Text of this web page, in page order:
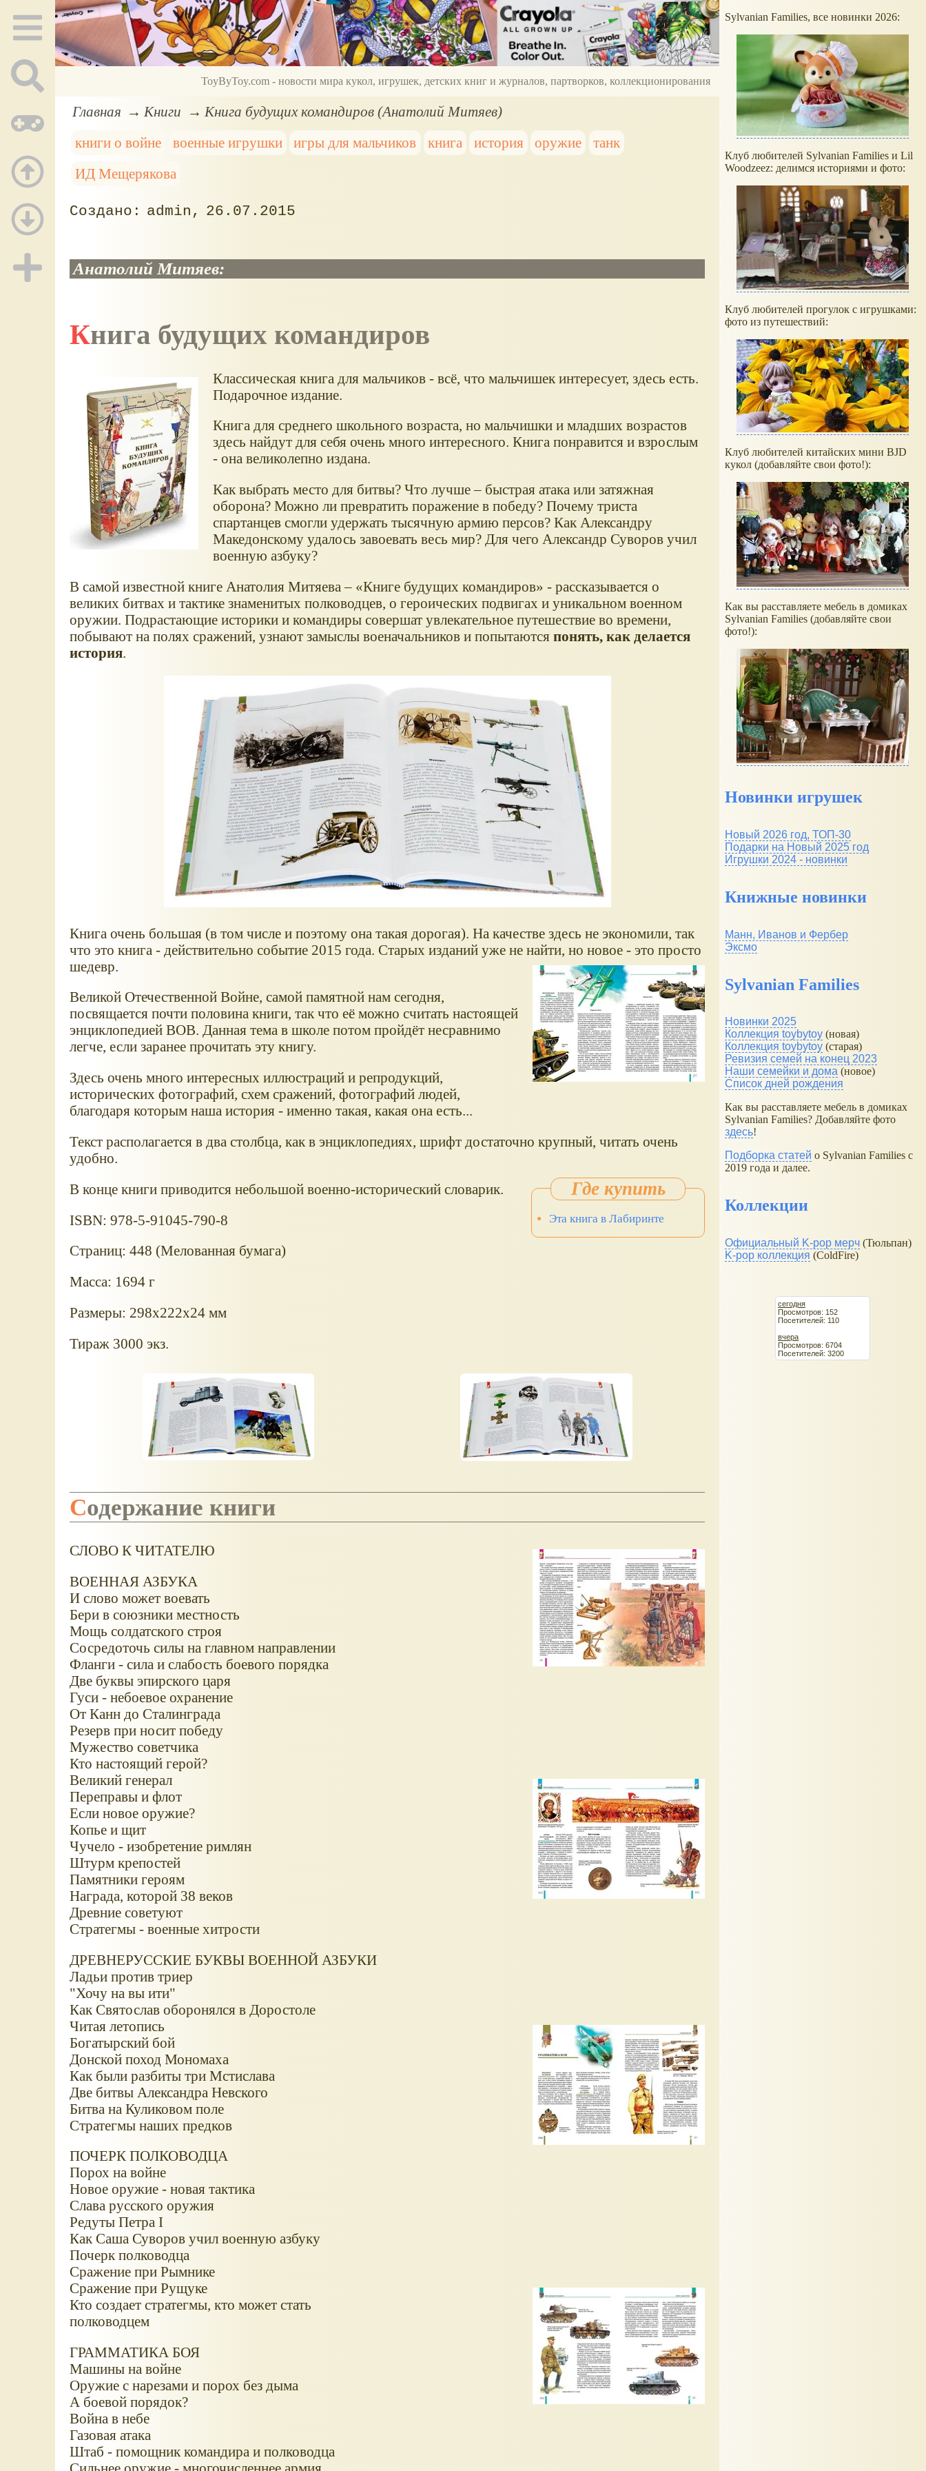
ToyByToy.com - новости мира кукол, игрушек, детских книг и журналов, партворков, коллекционирования
Главная Книги
Книга будущих командиров (Анатолий Митяев)
книги о войне
военные игрушки игры для мальчиков книга история оружие
танк
ИД Мещерякова
admin 26.07.2015
Анатолий Митяев:
Книга будущих командиров
Классическая книга для мальчиков - всё, что мальчишек интересует, здесь есть.
Подарочное издание.
Книга для среднего школьного возраста, но мальчишки и младших возрастов
здесь найдут для себя очень много интересного. Книга понравится и взрослым
- она великолепно издана.
Как выбрать место для битвы? Что лучше – быстрая атака или затяжная
оборона? Можно ли превратить поражение в победу? Почему триста
спартанцев смогли удержать тысячную армию персов? Как Александру
Македонскому удалось завоевать весь мир? Для чего Александр Суворов учил
военную азбуку?
В самой известной книге Анатолия Митяева – «Книге будущих командиров» - рассказывается о
великих битвах и тактике знаменитых полководцев, о героических подвигах и уникальном военном
оружии. Подрастающие историки и командиры совершат увлекательное путешествие во времени,
побывают на полях сражений, узнают замыслы военачальников и попытаются понять, как делается
история.
Книга очень большая (в том числе и поэтому она такая дорогая). На качестве здесь не экономили, так
что это книга - действительно событие 2015 года. Старых изданий уже не найти, но новое - это просто
шедевр.
Великой Отечественной Войне, самой памятной нам сегодня,
посвящается почти половина книги, так что её можно считать настоящей
энциклопедией ВОВ. Данная тема в школе потом пройдёт несравнимо
легче, если заранее прочитать эту книгу.
Здесь очень много интересных иллюстраций и репродукций,
исторических фотографий, схем сражений, фотографий людей,
благодаря которым наша история - именно такая, какая она есть...
Текст располагается в два столбца, как в энциклопедиях, шрифт достаточно крупный, читать очень
удобно.
Эта книга в Лабиринте
В конце книги приводится небольшой военно-исторический словарик.
ISBN: 978-5-91045-790-8
Страниц: 448 (Мелованная бумага)
Масса: 1694 г
Размеры: 298x222x24 мм
Тираж 3000 экз.
Содержание книги
СЛОВО К ЧИТАТЕЛЮ
ВОЕННАЯ АЗБУКА
И слово может воевать
Бери в союзники местность
Мощь солдатского строя
Сосредоточь силы на главном направлении
Фланги - сила и слабость боевого порядка
Две буквы эпирского царя
Гуси - небоевое охранение
От Канн до Сталинграда
Резерв при носит победу
Мужество советчика
Кто настоящий герой?
Великий генерал
Переправы и флот
Если новое оружие?
Копье и щит
Чучело - изобретение римлян
Штурм крепостей
Памятники героям
Награда, которой 38 веков
Древние советуют
Стратегмы - военные хитрости
ДРЕВНЕРУССКИЕ БУКВЫ ВОЕННОЙ АЗБУКИ
Ладьи против триер
"Хочу на вы ити"
Как Святослав оборонялся в Доростоле
Читая летопись
Богатырский бой
Донской поход Мономаха
Как были разбиты три Мстислава
Две битвы Александра Невского
Битва на Куликовом поле
Стратегмы наших предков
ПОЧЕРК ПОЛКОВОДЦА
Порох на войне
Новое оружие - новая тактика
Слава русского оружия
Редуты Петра I
Как Саша Суворов учил военную азбуку
Почерк полководца
Сражение при Рымнике
Сражение при Рущуке
Кто создает стратегмы, кто может стать
полководцем
ГРАММАТИКА БОЯ
Машины на войне
Оружие с нарезами и порох без дыма
А боевой порядок?
Война в небе
Газовая атака
Штаб - помощник командира и полководца
Sylvanian Families, все новинки 2026:
Клуб любителей Sylvanian Families и Lil
Woodzeez: делимся историями и фото:
Клуб любителей прогулок с игрушками:
фото из путешествий:
Клуб любителей китайских мини BJD
кукол (добавляйте свои фото!):
Как вы расставляете мебель в домиках
Sylvanian Families (добавляйте свои
фото!):
Новинки игрушек
Новый 2026 год, ТОП-30
Подарки на Новый 2025 год
Игрушки 2024 - новинки
Книжные новинки
Манн, Иванов и Фербер
Эксмо
Sylvanian Families
Новинки 2025
Коллекция toybytoy (новая)
Коллекция toybytoy (старая)
Ревизия семей на конец 2023
Наши семейки и дома (новое)
Список дней рождения
Как вы расставляете мебель в домиках
Sylvanian Families? Добавляйте фото
здесь!
Подборка статей о Sylvanian Families с
2019 года и далее.
Коллекции
Официальный K-pop мерч (Тюльпан)
K-pop коллекция (ColdFire)
сегодня
Просмотров: 152
Посетителей: 110
вчера
Просмотров: 6704
Посетителей: 3200